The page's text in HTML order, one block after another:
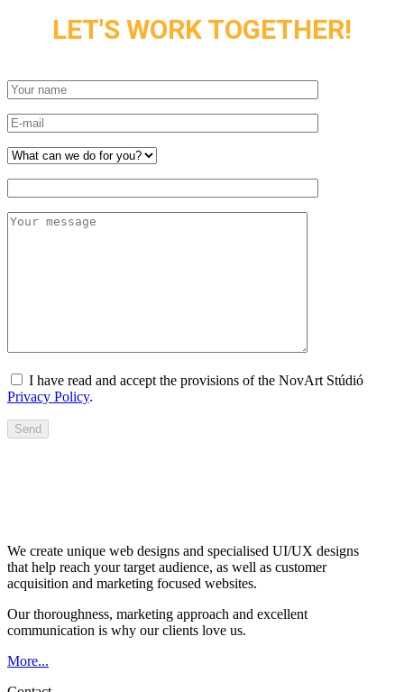
LET'S WORK TOGETHER!
I have read and accept the provisions of the NovArt Stúdió
Privacy Policy.
We create unique web designs and specialised UI/UX designs
that help reach your target audience, as well as customer
acquisition and marketing focused websites.
Our thoroughness, marketing approach and excellent
communication is why our clients love us.
More...